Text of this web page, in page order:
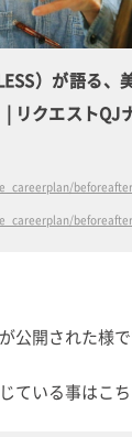
）が語る、
| リクエストQJ
公開された様で
ている事はこち